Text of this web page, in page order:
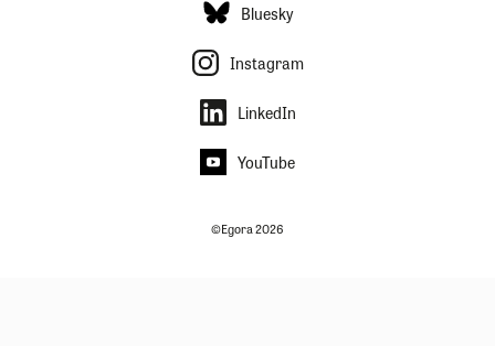
Bluesky
Instagram
LinkedIn
YouTube
©Egora 2026